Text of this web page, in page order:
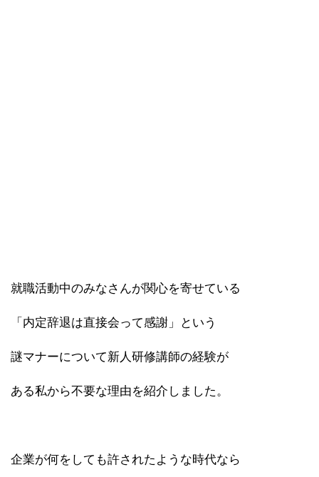
就職活動中のみなさんが関心を寄せている
「内定辞退は直接会って感謝」という
謎マナーについて新人研修講師の経験が
ある私から不要な理由を紹介しました。
企業が何をしても許されたような時代なら